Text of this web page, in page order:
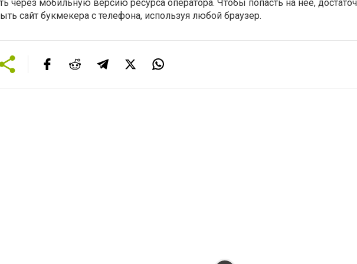
через мобильную версию ресурса оператора. Чтобы попасть на нее,
сайт букмекера с телефона, используя любой браузер.